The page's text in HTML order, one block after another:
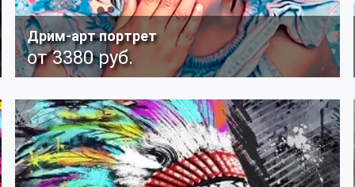
Дрим-арт портрет
от 3380 руб.
и акцентам с четким выделением форм Подробнее